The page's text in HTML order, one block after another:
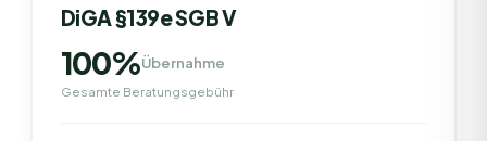
DiGA §139e SGB V
100%Übernahme
Gesamte Beratungsgebühr